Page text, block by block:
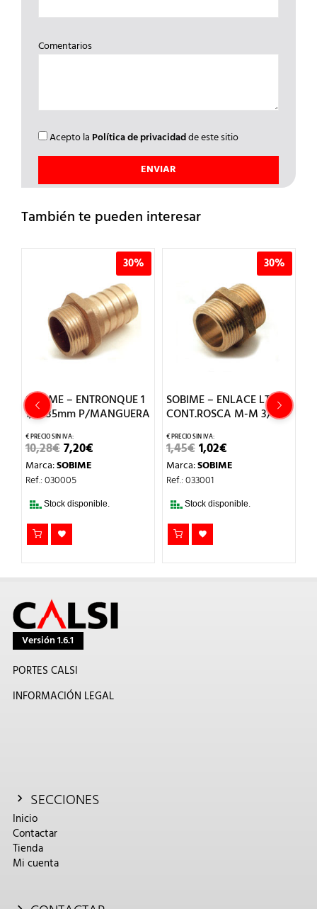
Comentarios
Acepto la Política de privacidadde este sitio
También te pueden interesar
30%
SOBIME – ENTRONQUE 1
1/4x35mm P/MANGUERA
10,28€EL
PRECIO
ORIGINAL
ERA:
7,20€
Marca:SOBIME
Ref.: 030005
Stock disponible.
30%
SOBIME – ENLACE LT
CONT.ROSCA M-M 3/8
1,45€EL
PRECIO
ORIGINAL
ERA:
1,02€PRECIO
ACTUAL
Marca:SOBIME
Ref.: 033001
Stock disponible.
Versión 1.6.1
PORTES CALSI
INFORMACIÓN LEGAL
SECCIONES
Inicio
Contactar
Tienda
Mi cuenta